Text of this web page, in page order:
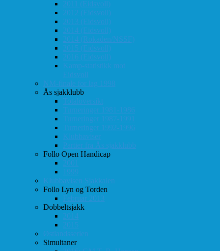
2011 (Eidsvoll)
2012 (Eidsvoll)
2013 (Eidsvoll)
2014 (Eidsvoll)
2014 (Rokaden/NSSF)
2015 (Eidsvoll)
2016 (Eidsvoll)
Kamp-statistikk mot
Eidsvoll
NM-finale for lag 1998
Ås sjakklubb
Totaloversikt
Turneringer 1981-1986
Turneringer 1987-1991
Turneringer 1992-1996
Klubbaviser
Partier fra Ås sjakklubb
Follo Open Handicap
2001
1999
Klubbavisen Sjakkalen
Follo Lyn og Torden
Februar 2013
Dobbeltsjakk
2014
2015
Østlandsserien
Simultaner